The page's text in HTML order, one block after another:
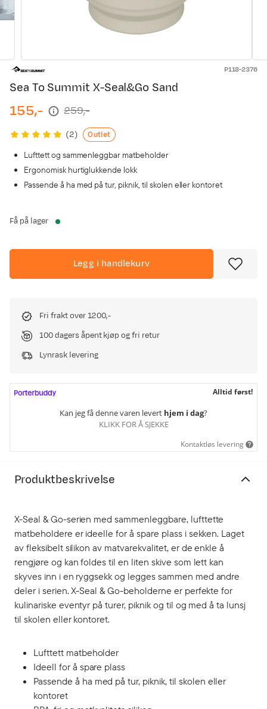
P118-2376
Sea To Summit X-Seal&Go Sand
discounted
price
155,-
original
price
259,-
(2)
Outlet
Lufttett og sammenleggbar matbeholder
Ergonomisk hurtiglukkende lokk
Passende å ha med på tur, piknik, til skolen eller kontoret
Få på lager
Legg i handlekurv
Fri frakt over 1200,-
100 dagers åpent kjøp og fri retur
Lynrask levering
Alltid først!
Kan jeg få denne varen levert hjem i dag?
KLIKK FOR Å SJEKKE
Kontaktløs levering
Produktbeskrivelse
X-Seal & Go-serien med sammenleggbare, lufttette
matbeholdere er ideelle for å spare plass i sekken. Laget
av fleksibelt silikon av matvarekvalitet, er de enkle å
rengjøre og kan foldes til en liten skive som lett kan
skyves inn i en ryggsekk og legges sammen med andre
deler i serien. X-Seal & Go-beholderne er perfekte for
kulinariske eventyr på turer, piknik og til og med å ta lunsj
til skolen eller kontoret.
Lufttett matbeholder
Ideell for å spare plass
Passende å ha med på tur, piknik, til skolen eller
kontoret